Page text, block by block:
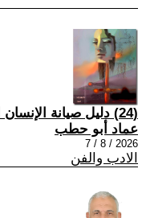
(24) دليل صيانة الإنسان المهمّش
عماد أبو حطب
2026 / 8 / 7
الادب والفن